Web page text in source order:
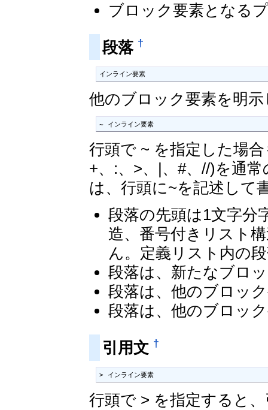
ブロック要素となる
段落 †
インライン要素
他のブロック要素を明
~ インライン要素
行頭で ~ を指定した場
+、:、>、|、#、//)を通
は、行頭に~を記述して
段落の先頭は1文字分
造、番号付きリスト
ん。定義リスト内の
段落は、新たなブロ
段落は、他のブロッ
段落は、他のブロッ
引用文 †
> インライン要素
行頭で > を指定すると